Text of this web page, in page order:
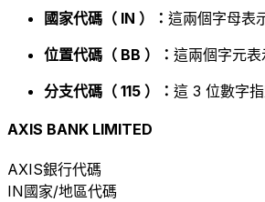
國家代碼（ IN ）： 這兩個字母表
位置代碼（ BB ）： 這兩個字元表
分支代碼（ 115 ）： 這 3 位數字
AXIS BANK LIMITED
AXIS銀行代碼
IN國家/地區代碼